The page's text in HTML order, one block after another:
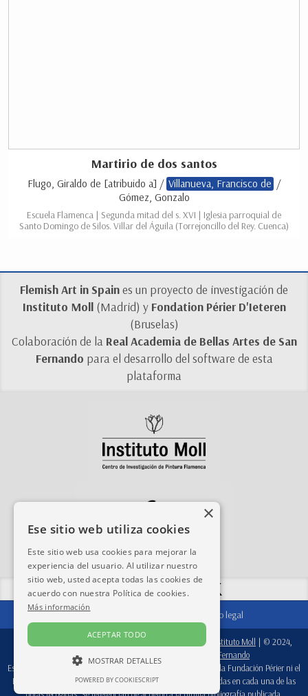
Martirio de dos santos
Flugo, Giraldo de [atribuido a] / Villanueva, Francisco de /
Gómez, Gonzalo
Escuela Flamenca | Segunda mitad del s. XVI | Iglesia parroquial de
Santo Domingo de Silos. Villar del Águila (Torrejoncillo del Rey. Cuenca)
Flemish Art in Spaines un proyecto de investigación de
Instituto Moll(Madrid) y Fondation Périer D'Ieteren
(Bruselas)
Colaboración de la Real Academia de Bellas Artes de San
Fernando para el desarrollo del software de esta
plataforma
Compartir esta web:
Contacto Aviso legal
© 2024-2026, base de datos:Fondation Périer D'Ieteren / Instituto Moll | © 2024,
software:
Real Academia de Bellas Artes de San Fernando
Esta base de datos es una herramienta de trabajo, por lo que ni la Fundación Périer ni el
Instituto Moll se responsabilizan de las atribuciones consignadas en cada una de las
obras recogidas. Se referencian de acuerdo a la última bibliografía publicada.
×
Ese sitio web utiliza cookies
Este sitio web usa cookies para mejorar la
experiencia del usuario. Al utilizar nuestro
sitio web, usted acepta todas las cookies de
acuerdo con nuestra Política de cookies.
Más información
ACEPTAR TODO
MOSTRAR DETALLES
POWERED BY COOKIESCRIPT